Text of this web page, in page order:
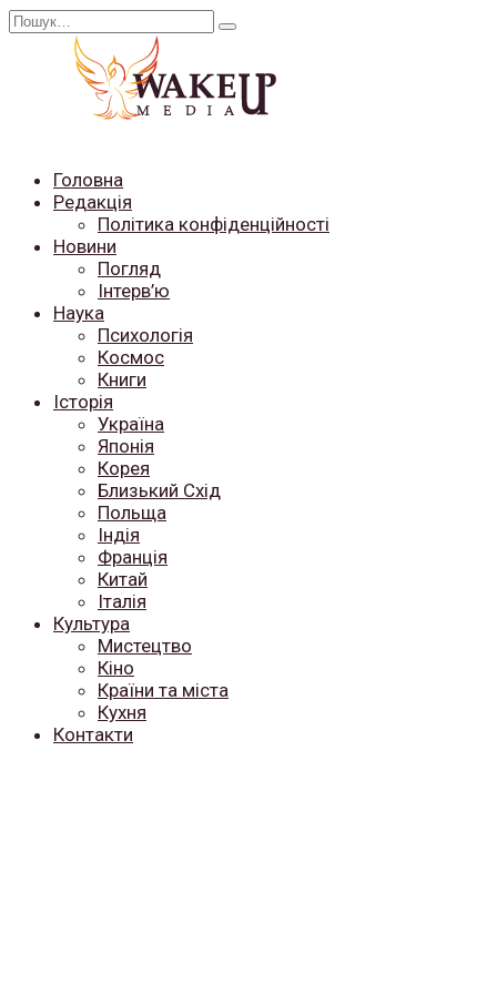
Перейти
Search
Головна
Редакція
Політика конфіденційності
Новини
Погляд
Інтерв’ю
Наука
Психологія
Космос
Книги
Історія
Україна
Японія
Корея
Близький Схід
Польща
Індія
Франція
Китай
Італія
Культура
Мистецтво
Кіно
Країни та міста
Кухня
Контакти